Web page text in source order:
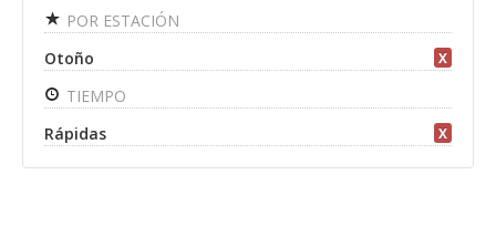
POR ESTACIÓN
Otoño
X
TIEMPO
Rápidas
X